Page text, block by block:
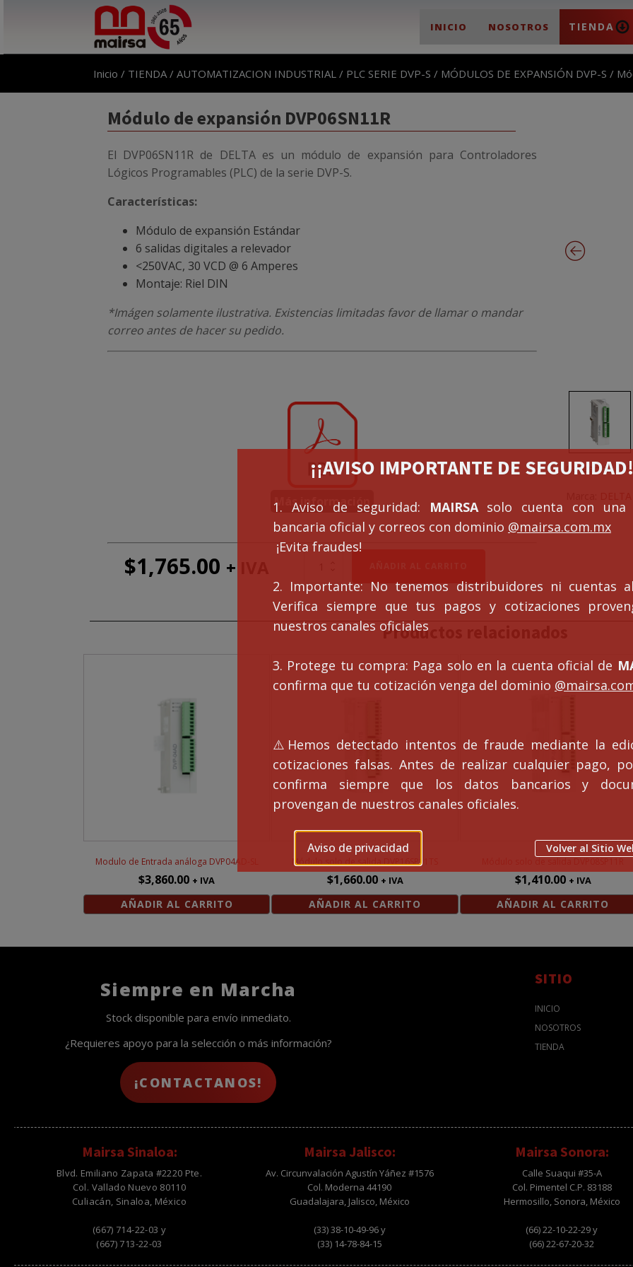
INICIO NOSOTROS TIENDA
¡¡AVISO IMPORTANTE DE
1. Aviso de seguridad: MAIRSAsolo cuenta con una
bancaria oficial y correos con dominio @mairsa.com.mx
¡Evita fraudes!
2. Importante: No tenemos distribuidores ni cuentas
Verifica siempre que tus pagos y cotizaciones
nuestros canales oficiales
3. Protege tu compra: Paga solo en la cuenta oficial de
confirma que tu cotización venga del dominio
⚠️Hemos detectado intentos de fraude mediante la
cotizaciones falsas. Antes de realizar cualquier pago,
confirma siempre que los datos bancarios y
provengan de nuestros canales oficiales.
Aviso de privacidad Volver al Sitio
Inicio / TIENDA/ AUTOMATIZACION INDUSTRIAL / PLC SERIE DVP-S / MÓDULOS DE EXPANSIÓN DVP-S /
Módulo de expansión DVP06SN11R
El DVP06SN11R de DELTA es un módulo de expansión para Controladores
Lógicos Programables (PLC) de la serie DVP-S.
Características:
Módulo de expansión Estándar
6 salidas digitales a relevador
<250VAC, 30 VCD @ 6 Amperes
Montaje: Riel DIN
*Imágen solamente ilustrativa. Existencias limitadas favor de llamar o mandar
correo antes de hacer su pedido.
Más información
$1,765.00 + IVA
expansión
DVP06SN11R
Categoría:
Productos relacionados
Modulo de Entrada análoga DVP04AD-SL
$3,860.00 + IVA
AÑADIR AL CARRITO
Módulo solo de salida DVP16SP11TS
$1,660.00 + IVA
AÑADIR AL CARRITO
$1,410.00 + IVA
AÑADIR AL CARRITO
Siempre en Marcha
Stock disponible para envío inmediato.
¿Requieres apoyo para la selección o más información?
¡CONTACTANOS!
SITIO
INICIO
NOSOTROS
TIENDA
Mairsa Sinaloa:
Blvd. Emiliano Zapata #2220 Pte.
Col. Vallado Nuevo 80110
Culiacán, Sinaloa, México
(667) 714-22-03 y
(667) 713-22-03
Mairsa Jalisco:
Av. Circunvalación Agustín Yáñez #1576
Col. Moderna 44190
Guadalajara, Jalisco, México
(33) 38-10-49-96 y
(33) 14-78-84-15
Mairsa Sonora:
Calle Suaqui #35-A
Col. Pimentel C.P. 83188
Hermosillo, Sonora, México
(66) 22-10-22-29 y
(66) 22-67-20-32